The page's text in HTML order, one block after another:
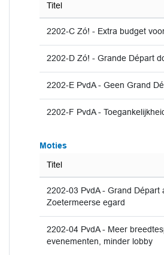
Titel
2202-C Zó! - Extra budget
2202-D Zó! - Grande Départ
2202-E PvdA - Geen Grand
2202-F PvdA -
Moties
Titel
2202-03 PvdA - Grand Départ
Zoetermeerse egard
2202-04 PvdA - Meer
evenementen, minder lobby